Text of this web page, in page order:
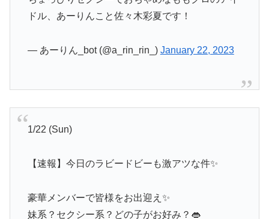
ドル、あーりんこと佐々木彩夏です！
— あーりん_bot (@a_rin_rin_) January 22, 2023
1/22 (Sun)
【速報】今日のラビードビーも激アツな件✨
豪華メンバーで皆様をお出迎え✨
妹系？セクシー系？どの子がお好み？👄